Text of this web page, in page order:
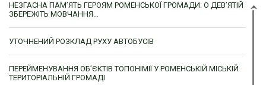
НЕЗГАСНА ПАМ’ЯТЬ ГЕРОЯМ РОМЕНСЬКОЇ ГРОМАДИ: О ДЕВ’ЯТІЙ
ЗБЕРЕЖІТЬ МОВЧАННЯ…
УТОЧНЕНИЙ РОЗКЛАД РУХУ АВТОБУСІВ
ПЕРЕЙМЕНУВАННЯ ОБ’ЄКТІВ ТОПОНІМІЇ У РОМЕНСЬКІЙ МІСЬКІЙ
ТЕРИТОРІАЛЬНІЙ ГРОМАДІ